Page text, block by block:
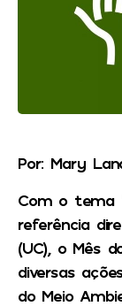
Por: Mary
Com o tema
referência
(UC), o Mês
diversas
do Meio